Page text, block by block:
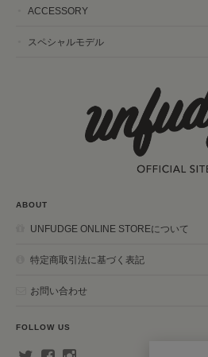
ACCESSORY
スペシャルモデル
ABOUT
UNFUDGE ONLINE STOREについて
特定商取引法に基づく表記
お問い合わせ
FOLLOW US